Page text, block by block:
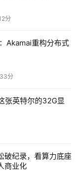
分
Akamai重构分布式
分
张英特尔的32G显
破纪录，看算力底座
商业化